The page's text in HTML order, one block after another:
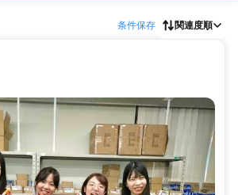
条件保存 関連度順